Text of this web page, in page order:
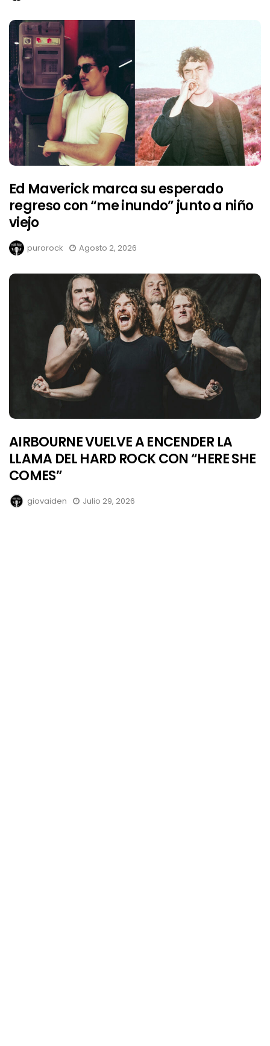
Ed Maverick marca su esperado
regreso con “me inundo” junto a niño
viejo
purorock Agosto 2, 2026
AIRBOURNE VUELVE A ENCENDER LA
LLAMA DEL HARD ROCK CON “HERE SHE
COMES”
giovaiden Julio 29, 2026